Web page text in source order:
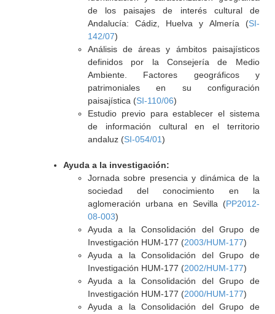
de los paisajes de interés cultural de
Andalucía: Cádiz, Huelva y Almería (SI-
142/07)
Análisis de áreas y ámbitos paisajísticos
definidos por la Consejería de Medio
Ambiente. Factores geográficos y
patrimoniales en su configuración
paisajística (SI-110/06)
Estudio previo para establecer el sistema
de información cultural en el territorio
andaluz (SI-054/01)
Ayuda a la investigación:
Jornada sobre presencia y dinámica de la
sociedad del conocimiento en la
aglomeración urbana en Sevilla (PP2012-
08-003)
Ayuda a la Consolidación del Grupo de
Investigación HUM-177 (2003/HUM-177)
Ayuda a la Consolidación del Grupo de
Investigación HUM-177 (2002/HUM-177)
Ayuda a la Consolidación del Grupo de
Investigación HUM-177 (2000/HUM-177)
Ayuda a la Consolidación del Grupo de